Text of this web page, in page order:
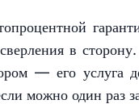
в
— его услуга
можно один раз